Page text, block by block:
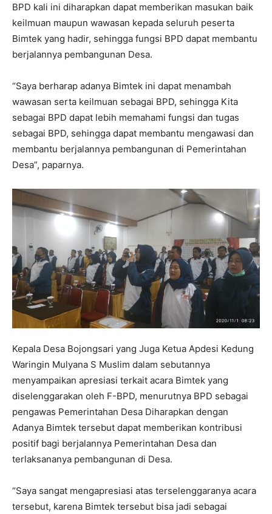
BPD kali ini diharapkan dapat memberikan masukan baik
keilmuan maupun wawasan kepada seluruh peserta
Bimtek yang hadir, sehingga fungsi BPD dapat membantu
berjalannya pembangunan Desa.
“Saya berharap adanya Bimtek ini dapat menambah
wawasan serta keilmuan sebagai BPD, sehingga Kita
sebagai BPD dapat lebih memahami fungsi dan tugas
sebagai BPD, sehingga dapat membantu mengawasi dan
membantu berjalannya pembangunan di Pemerintahan
Desa”, paparnya.
Kepala Desa Bojongsari yang Juga Ketua Apdesi Kedung
Waringin Mulyana S Muslim dalam sebutannya
menyampaikan apresiasi terkait acara Bimtek yang
diselenggarakan oleh F-BPD, menurutnya BPD sebagai
pengawas Pemerintahan Desa Diharapkan dengan
Adanya Bimtek tersebut dapat memberikan kontribusi
positif bagi berjalannya Pemerintahan Desa dan
terlaksananya pembangunan di Desa.
“Saya sangat mengapresiasi atas terselenggaranya acara
tersebut, karena Bimtek tersebut bisa jadi sebagai